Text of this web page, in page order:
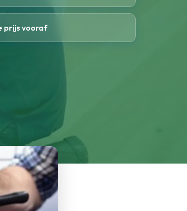
prijs vooraf